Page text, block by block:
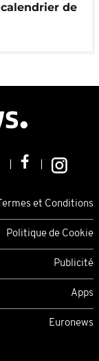
de
Termes et Conditions
Politique de Cookie
Publicité
Apps
Euronews